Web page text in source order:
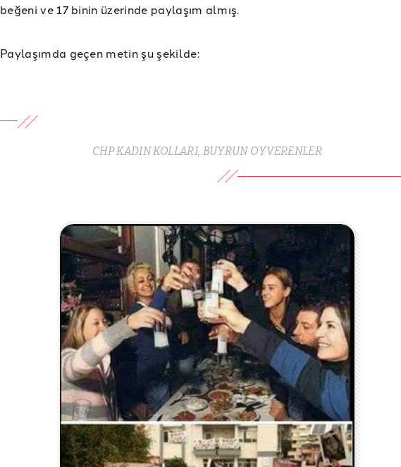
beğeni ve 17 binin üzerinde paylaşım almış.
Paylaşımda geçen metin şu şekilde:
CHP KADIN KOLLARI, BUYRUN OY VERENLER